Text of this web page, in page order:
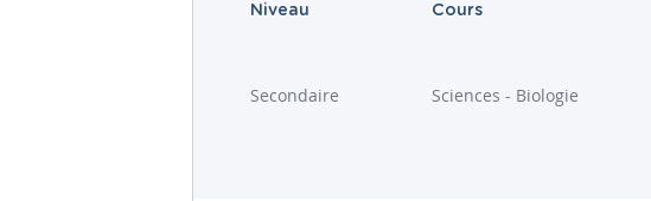
Niveau
Secondaire
Cours
Sciences - Biologie